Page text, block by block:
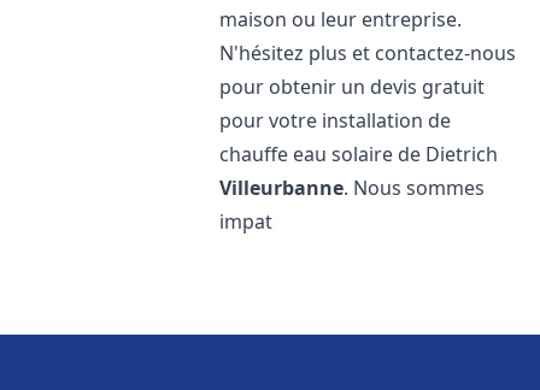
maison ou leur entreprise.
N'hésitez plus et contactez-nous
pour obtenir un devis gratuit
pour votre installation de
chauffe eau solaire de Dietrich
Villeurbanne. Nous sommes
impat